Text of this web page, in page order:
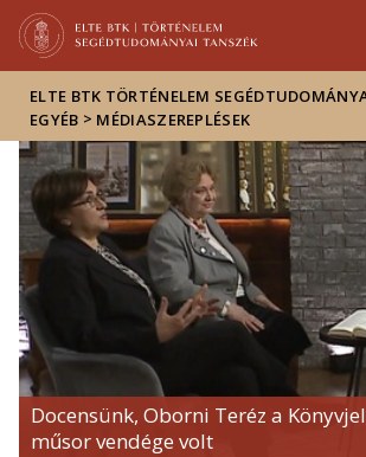
Események
ELTE a
sajtóban
ELTE BTK TÖRTÉNELEM
EGYÉB > MÉDIASZEREPLÉSEK
Docensünk, Oborni Teréz a
műsor vendége volt